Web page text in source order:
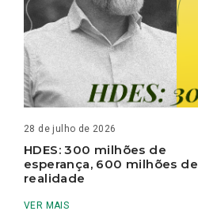
28 de julho de 2026
HDES: 300 milhões de
esperança, 600 milhões de
realidade
VER MAIS